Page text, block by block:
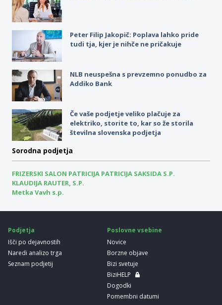
Peter Filip Jakopič: Poplava lahko pride
tudi tja, kjer je nihče ne pričakuje
NLB neuspešna s prevzemno ponudbo za
Addiko Bank
Če vaše podjetje veliko plačuje za
elektriko, storite to, kar so že storila
številna slovenska podjetja
Sorodna podjetja
FRIZERSKI SALON PATRICIJA PATRICIJA SAKSIDA S.P.
KLAUDIJA RAUTER, S.P.
Metka Vavh s.p.
Podjetja
Išči po dejavnostih
Naredi analizo trga
Seznam podjetij
Poslovne vsebine
Novice
Borzne objave
Bizi svetuje
BiziHELP
Dogodki
Pomembni datumi